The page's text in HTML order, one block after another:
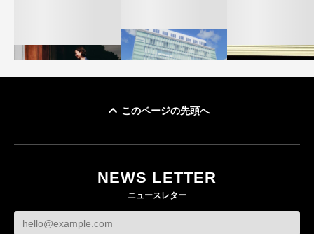
ケットなど7型を発売
FASHION
FASHION
BUSINESS
このページの先頭へ
NEWS LETTER
ニュースレター